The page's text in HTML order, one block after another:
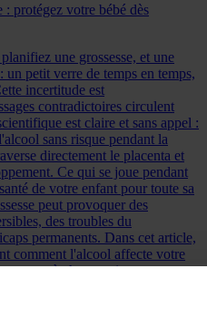
: protégez votre bébé dès
une grossesse, et une
un petit verre de temps en temps,
incertitude est
contradictoires circulent
est claire et sans appel :
sans risque pendant la
directement le placenta et
Ce qui se joue pendant
de votre enfant pour toute sa
peut provoquer des
des troubles du
permanents. Dans cet article,
comment l'alcool affecte votre
à chaque trimestre, et